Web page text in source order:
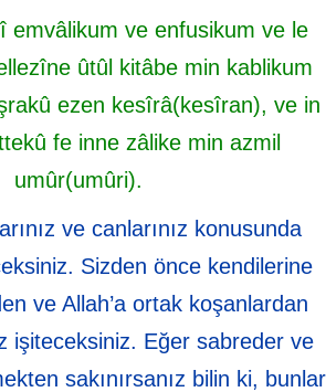
emvâlikum ve enfusikum ve le
ûtûl kitâbe min kablikum
ezen kesîrâ(kesîran), ve in
fe inne zâlike min azmil
umûr(umûri).
ve canlarınız konusunda
Sizden önce kendilerine
ve Allah’a ortak koşanlardan
işiteceksiniz. Eğer sabreder ve
sakınırsanız bilin ki, bunlar